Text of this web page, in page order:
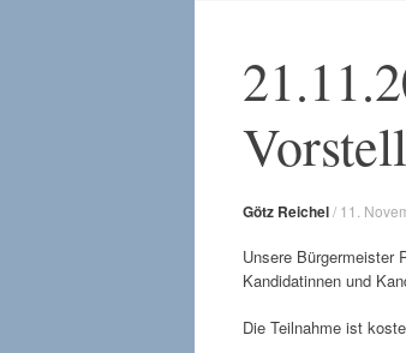
Götz Reichel/ 11.
Unsere Bürgermeister
Kandidatinnen und
Die Teilnahme ist